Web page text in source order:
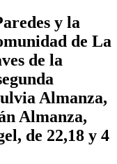
y la
de La
de la
Almanza,
Almanza,
de 22,18 y 4